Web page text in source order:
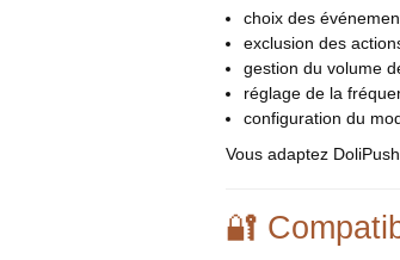
choix des
exclusion des
gestion du volume
réglage de la
configuration du
Vous adaptez
🔐